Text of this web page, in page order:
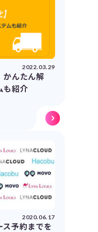
2022.03.29
かんたん解
も紹介
2020.06.17
ス予約までを